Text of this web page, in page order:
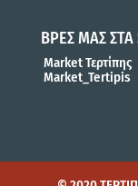
ΒΡΕΣ ΜΑΣ ΣΤΑ
Market Τερτίπης
Market_Tertipis